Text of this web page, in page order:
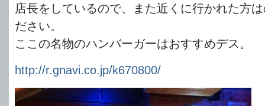
店長をしているので、また近くに行かれた方
ださい。
ここの名物のハンバーガーはおすすめデス。
http://r.gnavi.co.jp/k670800/